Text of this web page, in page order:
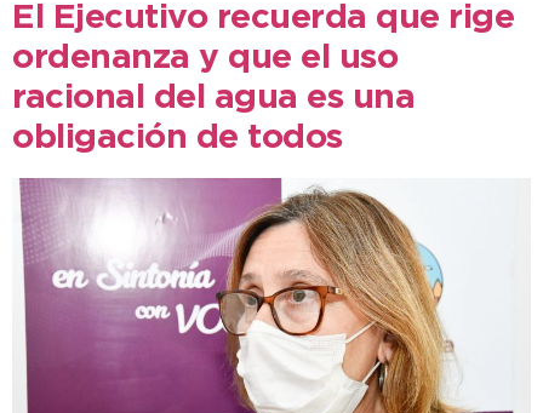
El Ejecutivo recuerda que rige
ordenanza y que el uso
racional del agua es una
obligación de todos